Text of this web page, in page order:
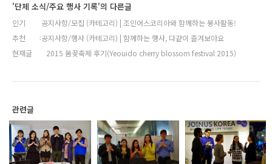
'단체 소식/주요 행사 기록'의 다른글
인기
공지사항/모집 (카테고리) | 조인어스코리아와 함께하는 봉사활동!
추천
공지사항/행사 (카테고리) | 함께하는 행사, 다같이 즐겨보아요
현재글
2015 봄꽃축제 후기(Yeouido cherry blossom festival 2015)
관련글